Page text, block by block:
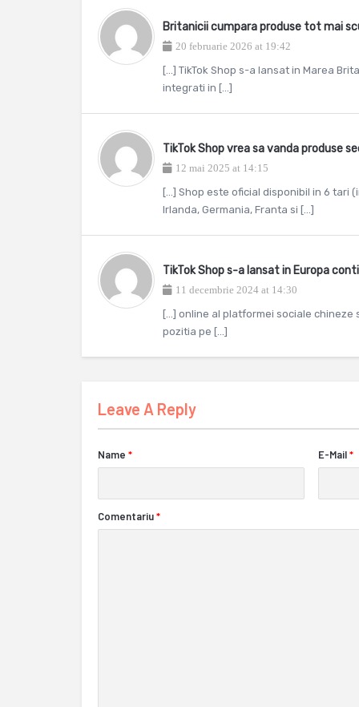
Britanicii cumpara produse tot mai
20 februarie 2026 at 19:42
[…] TikTok Shop s-a lansat in Marea
integrati in […]
TikTok Shop vrea sa vanda produse
12 mai 2025 at 14:15
[…] Shop este oficial disponibil in 6 tari
Irlanda, Germania, Franta si […]
TikTok Shop s-a lansat in Europa
11 decembrie 2024 at 14:30
[…] online al platformei sociale
pozitia pe […]
Leave A Reply
Name * E-Mail *
Comentariu*